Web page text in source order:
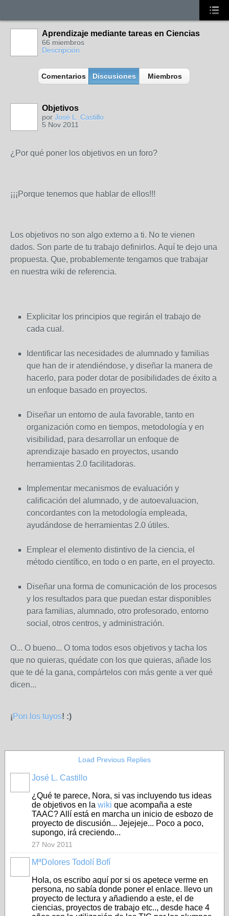
Aprendizaje mediante tareas en Ciencias
66 miembros
Descripción
Comentarios Discusiones Miembros
Objetivos
por José L. Castillo
5 Nov 2011
¿Por qué poner los objetivos en un foro?
¡¡¡Porque tenemos que hablar de ellos!!!
Los objetivos no son algo externo a ti. No te vienen
dados. Son parte de tu trabajo definirlos. Aquí te dejo una
propuesta. Que, probablemente tengamos que trabajar
en nuestra wiki de referencia.
Explicitar los principios que regirán el trabajo de
cada cual.
Identificar las necesidades de alumnado y familias
que han de ir atendiéndose, y diseñar la manera de
hacerlo, para poder dotar de posibilidades de éxito a
un enfoque basado en proyectos.
Diseñar un entorno de aula favorable, tanto en
organización como en tiempos, metodología y en
visibilidad, para desarrollar un enfoque de
aprendizaje basado en proyectos, usando
herramientas 2.0 facilitadoras.
Implementar mecanismos de evaluación y
calificación del alumnado, y de autoevaluacion,
concordantes con la metodología empleada,
ayudándose de herramientas 2.0 útiles.
Emplear el elemento distintivo de la ciencia, el
método científico, en todo o en parte, en el proyecto.
Diseñar una forma de comunicación de los procesos
y los resultados para que puedan estar disponibles
para familias, alumnado, otro profesorado, entorno
social, otros centros, y administración.
O... O bueno... O toma todos esos objetivos y tacha los
que no quieras, quédate con los que quieras, añade los
que te dé la gana, compártelos con más gente a ver qué
dicen...
¡Pon los tuyos! :)
Load Previous Replies
José L. Castillo
¿Qué te parece, Nora, si vas incluyendo tus ideas
de objetivos en la wiki que acompaña a este
TAAC? Allí está en marcha un inicio de esbozo de
proyecto de discusión... Jejejeje... Poco a poco,
supongo, irá creciendo...
27 Nov 2011
MªDolores Todolí Bofí
Hola, os escribo aquí por si os apetece verme en
persona, no sabía donde poner el enlace. llevo un
proyecto de lectura y añadiendo a este, el de
ciencias, proyectos de trabajo etc.., desde hace 4